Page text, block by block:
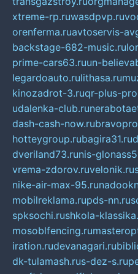
xtreme-rp.ruwasdpvp.ru
orenferma.ruavtoservis-
backstage-682-music.ru
prime-cars63.ruun-
legardoauto.rulithasa.ru
kinozadrot-3.ruqr-plus-
udalenka-club.ru
dash-cash-now.ru
hotteygroup.rubagira31.ru
dveriland73.runis-
vrema-zdorov.ruvelonik.ru
nike-air-max-95.ru
mobilreklama.rupds-nn.ru
spksochi.rushkola-
mosoblfencing.ru
iration.rudevanagari.ru
dk-tulamash.rus-dez-s.ru